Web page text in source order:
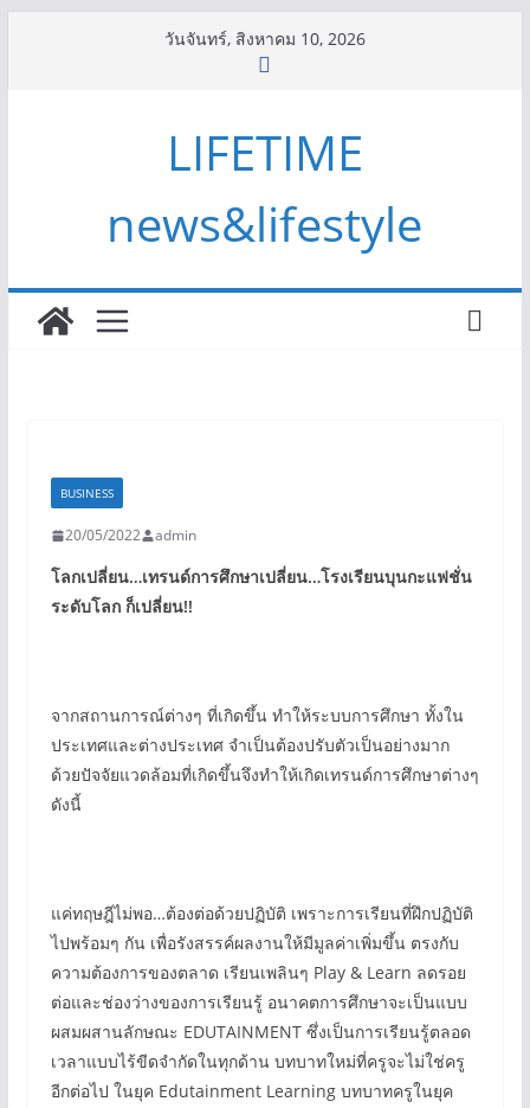
วันจันทร์, สิงหาคม 10, 2026
LIFETIME
news&lifestyle
BUSINESS
20/05/2022 admin
โลกเปลี่ยน…เทรนด์การศึกษาเปลี่ยน…โรงเรียนบุนกะแฟชั่น
ระดับโลก ก็เปลี่ยน!!
จากสถานการณ์ต่างๆ ที่เกิดขึ้น ทำให้ระบบการศึกษา ทั้งใน
ประเทศและต่างประเทศ จำเป็นต้องปรับตัวเป็นอย่างมาก
ด้วยปัจจัยแวดล้อมที่เกิดขึ้นจึงทำให้เกิดเทรนด์การศึกษาต่างๆ
ดังนี้
แค่ทฤษฎีไม่พอ…ต้องต่อด้วยปฏิบัติ เพราะการเรียนที่ฝึกปฏิบัติ
ไปพร้อมๆ กัน เพื่อรังสรรค์ผลงานให้มีมูลค่าเพิ่มขึ้น ตรงกับ
ความต้องการของตลาด เรียนเพลินๆ Play & Learn ลดรอย
ต่อและช่องว่างของการเรียนรู้ อนาคตการศึกษาจะเป็นแบบ
ผสมผสานลักษณะ EDUTAINMENT ซึ่งเป็นการเรียนรู้ตลอด
เวลาแบบไร้ขีดจำกัดในทุกด้าน บทบาทใหม่ที่ครูจะไม่ใช่ครู
อีกต่อไป ในยุค Edutainment Learning บทบาทครูในยุค